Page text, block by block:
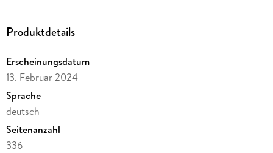
Lampo auch noch in Lyra, eine Sklavin aus Lydien, verliebt,
Chaos perfekt. Schließlich wird der Mut der beiden Freunde
auf eine Probe gestellt, die sie sich nie hätten vorstellen
können . . .
Produktdetails
Erscheinungsdatum
13. Februar 2024
Sprache
deutsch
Seitenanzahl
336